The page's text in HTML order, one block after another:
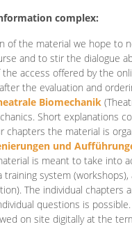
complex:
of the material we hope to
and to stir the dialogue
the access offered by the
the evaluation and
Biomechanik
Short explanations
chapters the material is
und
is meant to take into
training system
The individual
questions is
on site digitally at the